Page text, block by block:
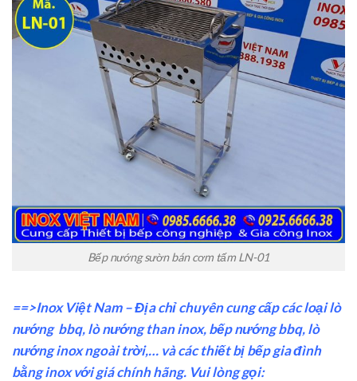
Bếp nướng sườn bán cơm tấm LN-01
==>Inox Việt Nam – Địa chỉ chuyên cung cấp các loại lò
nướng bbq, lò nướng than inox, bếp nướng bbq, lò
nướng inox ngoài trời,… và các thiết bị bếp gia đình
bằng inox với giá chính hãng. Vui lòng gọi: